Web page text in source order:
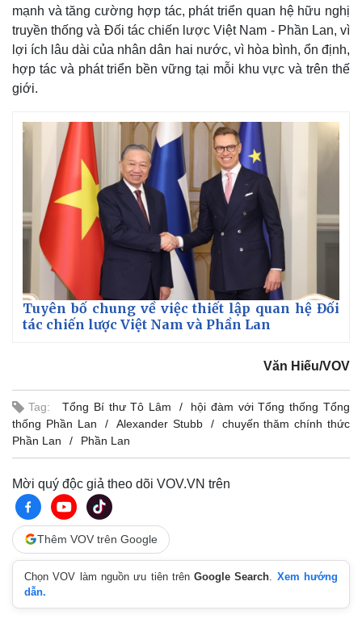
Pháp luật
Vụ án
Tin nóng
Quân sự - Quốc phòng
Vũ khí
Việt Nam
mạnh và tăng cường hợp tác, phát triển quan hệ hữu nghị
truyền thống và Đối tác chiến lược Việt Nam - Phần Lan, vì
lợi ích lâu dài của nhân dân hai nước, vì hòa bình, ổn định,
hợp tác và phát triển bền vững tại mỗi khu vực và trên thế
giới.
Tuyên bố chung về việc thiết lập quan hệ Đối
tác chiến lược Việt Nam và Phần Lan
Văn Hiếu/VOV
Tag: Tổng Bí thư Tô Lâm
hội đàm với Tổng thống Tổng
thống Phần Lan
Alexander Stubb
chuyến thăm chính thức
Phần Lan
Phần Lan
Mời quý độc giả theo dõi VOV.VN trên
Thêm VOV trên Google
Chọn VOV làm nguồn ưu tiên trênGoogle Search
Xem hướng
dẫn.